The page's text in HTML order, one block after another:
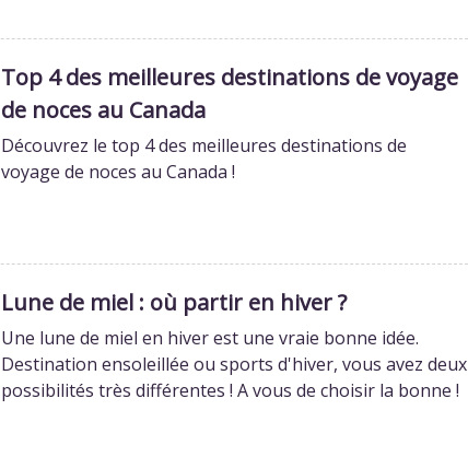
Top 4 des meilleures destinations de voyage
de noces au Canada
Découvrez le top 4 des meilleures destinations de
voyage de noces au Canada !
Lune de miel : où partir en hiver ?
Une lune de miel en hiver est une vraie bonne idée.
Destination ensoleillée ou sports d'hiver, vous avez deux
possibilités très différentes ! A vous de choisir la bonne !